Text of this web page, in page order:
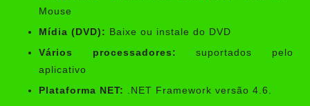
Mouse
Mídia (DVD): Baixe ou instale do DVD
Vários processadores:
suportados pelo
aplicativo
Plataforma NET: .NET Framework versão 4.6.